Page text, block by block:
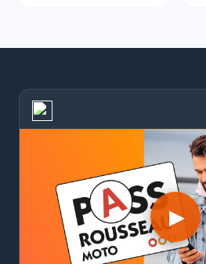
▶